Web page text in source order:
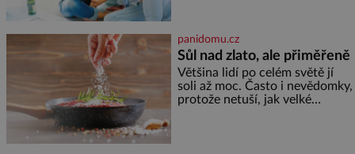
nejtěžších věcí na světě. Ale
každý, kdo s tím má nějaké
zkušenosti, se zapřísahá, že
pokud odpustíte, znatelně se
vám uleví. Když se ke mně
doneslo, že si manžel pořídil
panidomu.cz
Sůl nad zlato, ale přiměřeně
Většina lidí po celém světě jí
soli až moc. Často i nevědomky,
protože netuší, jak velké